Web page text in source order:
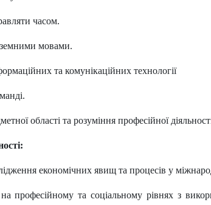
часом.
мовами.
та комунікаційних технології
області та розуміння професійної
економічних явищ та процесів у
на професійному та соціальному рівнях з